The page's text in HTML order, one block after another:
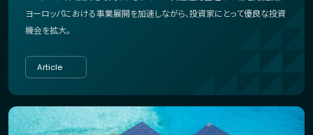
ヨーロッパにおける事業展開を加速しながら、投資家にとって優良な投資
機会を拡大。
Article